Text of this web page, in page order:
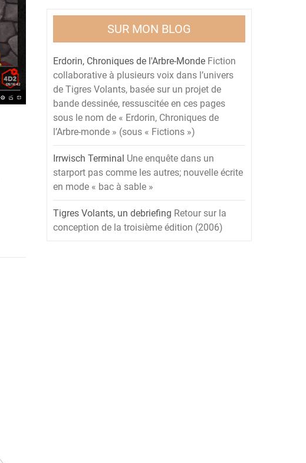
SUR MON BLOG
Erdorin, Chroniques de l'Arbre-Monde Fiction
collaborative à plusieurs voix dans l’univers
de Tigres Volants, basée sur un projet de
bande dessinée, ressuscitée en ces pages
sous le nom de « Erdorin, Chroniques de
l’Arbre-monde » (sous « Fictions »)
Irrwisch Terminal Une enquête dans un
starport pas comme les autres; nouvelle écrite
en mode « bac à sable »
Tigres Volants, un debriefing Retour sur la
conception de la troisième édition (2006)